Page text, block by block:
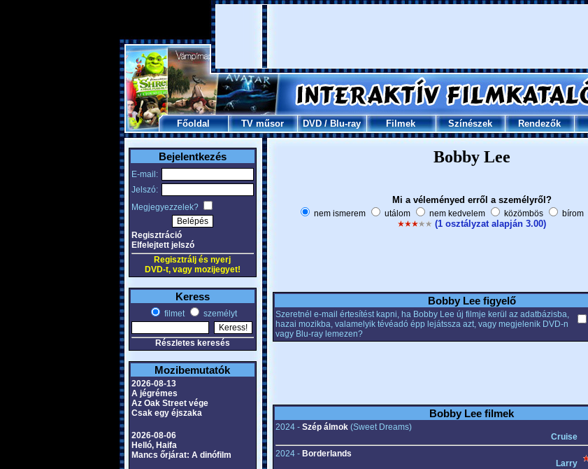
Főoldal TV műsor DVD/Blu-ray Filmek Színészek Rendezők
Bejelentkezés
E-mail:
Jelszó:
Megjegyezzelek?
Regisztráció
Elfelejtett jelszó
Regisztrálj és nyerj
DVD-t, vagy mozijegyet!
Keress
filmet személyt
Részletes keresés
Mozibemutatók
2026-08-13
A jégrémes
Az Oak Street vége
Csak egy éjszaka
2026-08-06
Helló, Haifa
Mancs őrjárat: A dinófilm
Bobby Lee
Mi a véleményed erről a személyről?
nem ismerem utálom nem kedvelem közömbös bírom
(1 osztályzat alapján 3.00)
Bobby Lee figyelő
Szeretnél e-mail értesítést kapni, ha Bobby Lee új filmje kerül az adatbázisba,
hazai mozikba, valamelyik tévéadó épp lejátssza azt, vagy megjelenik DVD-n
vagy Blu-ray lemezen?
Bobby Lee filmek
2024 - Szép álmok(Sweet Dreams)
Cruise
2024 - Borderlands
Larry